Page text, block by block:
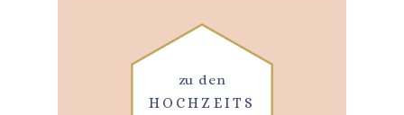
HOCHZEITS
zu den